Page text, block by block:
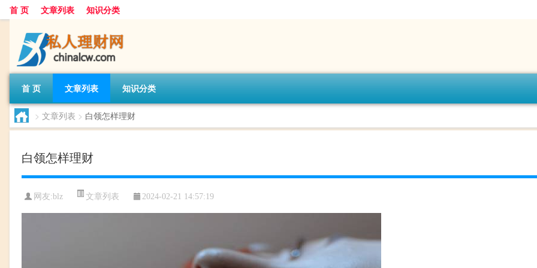
首 页 文章列表 知识分类
首 页 文章列表 知识分类
> 文章列表 > 白领怎样理财
白领怎样理财
网友:blz 文章列表 2024-02-21 14:57:19